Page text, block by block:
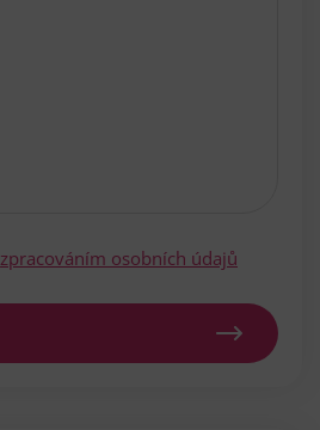
zpracováním osobních údajů